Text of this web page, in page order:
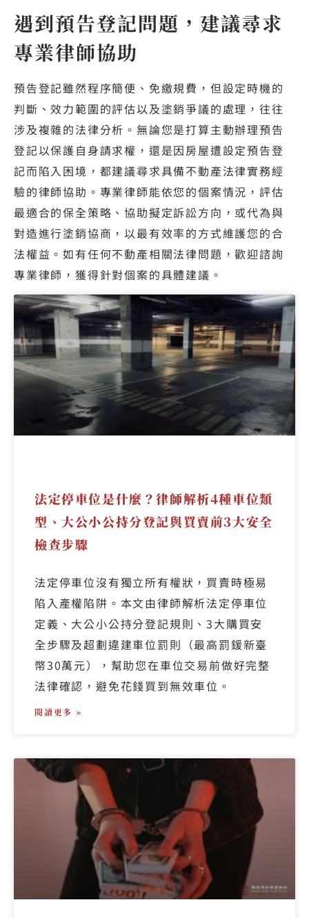
遇到預告登記問題，建議尋求
專業律師協助
預告登記雖然程序簡便、免繳規費，但設定時機的
判斷、效力範圍的評估以及塗銷爭議的處理，往往
涉及複雜的法律分析。無論您是打算主動辦理預告
登記以保護自身請求權，還是因房屋遭設定預告登
記而陷入困境，都建議尋求具備不動產法律實務經
驗的律師協助。專業律師能依您的個案情況，評估
最適合的保全策略、協助擬定訴訟方向，或代為與
對造進行塗銷協商，以最有效率的方式維護您的合
法權益。如有任何不動產相關法律問題，歡迎諮詢
專業律師，獲得針對個案的具體建議。
法定停車位是什麼？律師解析4種車位類
型、大公小公持分登記與買賣前3大安全
檢查步驟
法定停車位沒有獨立所有權狀，買賣時極易
陷入產權陷阱。本文由律師解析法定停車位
定義、大公小公持分登記規則、3大購買安
全步驟及超劃違建車位罰則（最高罰鍰新臺
幣30萬元），幫助您在車位交易前做好完整
法律確認，避免花錢買到無效車位。
閱讀更多 »